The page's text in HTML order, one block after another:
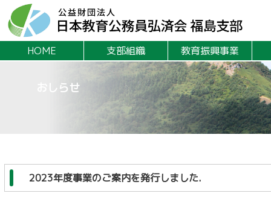
HOME 支部組織 教育振興事業
おしらせ
2023年度事業のご案内を発行しました.